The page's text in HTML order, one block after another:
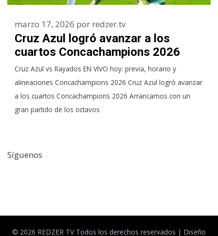
Cruz Azul logró avanzar a los
cuartos Concachampions 2026
marzo 17, 2026 por redzer.tv
Cruz Azul vs Rayados EN VIVO hoy: previa, horario y
alineaciones Concachampions 2026 Cruz Azul logró avanzar
a los cuartos Concachampions 2026 Arrancamos con un
gran partido de los octavos
Síguenos
© 2026 REDZER TV Todos los derechos reservados | Diseño